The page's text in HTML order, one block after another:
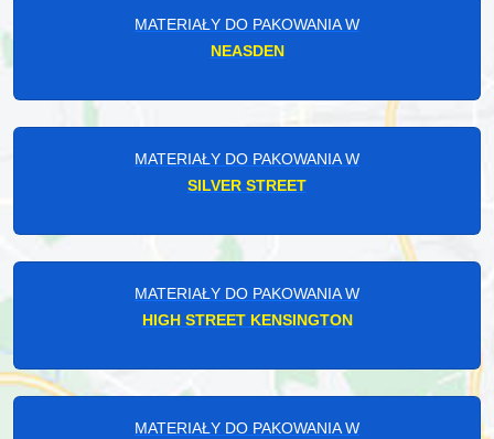
MATERIAŁY DO PAKOWANIA W
NEASDEN
MATERIAŁY DO PAKOWANIA W
SILVER STREET
MATERIAŁY DO PAKOWANIA W
HIGH STREET KENSINGTON
MATERIAŁY DO PAKOWANIA W